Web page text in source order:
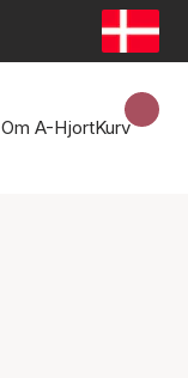
Om A-HjortKurv